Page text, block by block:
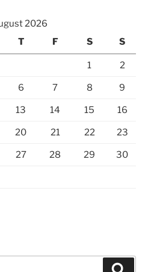
2026
T F S S
1 2
6 7 8 9
13 14 15 16
20 21 22 23
27 28 29 30